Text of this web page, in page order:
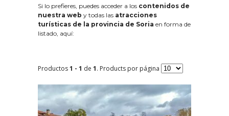
Si lo prefieres, puedes acceder a los contenidos de
nuestra web y todas las atracciones
turísticas de la provincia de Soria en forma de
listado, aquí:
Productos1 - 1 de 1. Products por página